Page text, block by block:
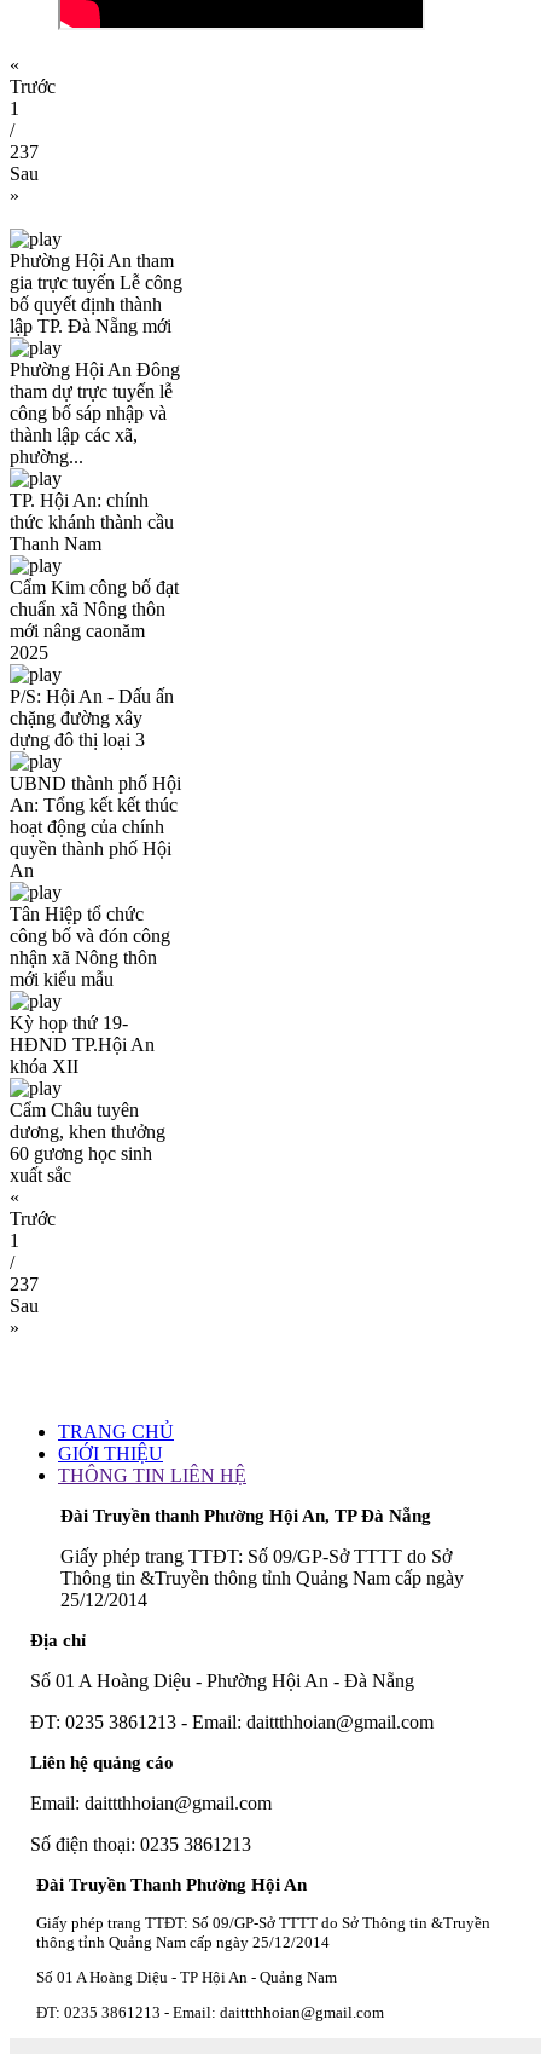
«
Trước
1
/
237
Sau
»
Phường Hội An tham
gia trực tuyến Lễ công
bố quyết định thành
lập TP. Đà Nẵng mới
Phường Hội An Đông
tham dự trực tuyến lễ
công bố sáp nhập và
thành lập các xã,
phường...
TP. Hội An: chính
thức khánh thành cầu
Thanh Nam
Cẩm Kim công bố đạt
chuẩn xã Nông thôn
mới nâng caonăm
2025
P/S: Hội An - Dấu ấn
chặng đường xây
dựng đô thị loại 3
UBND thành phố Hội
An: Tổng kết kết thúc
hoạt động của chính
quyền thành phố Hội
An
Tân Hiệp tổ chức
công bố và đón công
nhận xã Nông thôn
mới kiểu mẫu
Kỳ họp thứ 19-
HĐND TP.Hội An
khóa XII
Cẩm Châu tuyên
dương, khen thưởng
60 gương học sinh
xuất sắc
«
Trước
1
/
237
Sau
»
TRANG CHỦ
GIỚI THIỆU
THÔNG TIN LIÊN HỆ
Đài Truyền thanh Phường Hội An, TP Đà Nẵng
Giấy phép trang TTĐT: Số 09/GP-Sở TTTT do Sở
Thông tin &Truyền thông tỉnh Quảng Nam cấp ngày
25/12/2014
Địa chỉ
Số 01 A Hoàng Diệu - Phường Hội An - Đà Nẵng
ĐT: 0235 3861213 - Email: daittthhoian@gmail.com
Liên hệ quảng cáo
Email: daittthhoian@gmail.com
Số điện thoại: 0235 3861213
Đài Truyền Thanh Phường Hội An
Giấy phép trang TTĐT: Số 09/GP-Sở TTTT do Sở Thông tin &Truyền
thông tỉnh Quảng Nam cấp ngày 25/12/2014
Số 01 A Hoàng Diệu - TP Hội An - Quảng Nam
ĐT: 0235 3861213 - Email: daittthhoian@gmail.com